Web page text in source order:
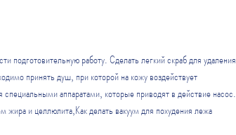
подготовительную работу. Сделать легкий скраб для удаления
принять душ, при которой на кожу воздействует
специальными аппаратами, которые приводят в действие насос.
и целлюлита,Как делать вакуум для похудения лежа